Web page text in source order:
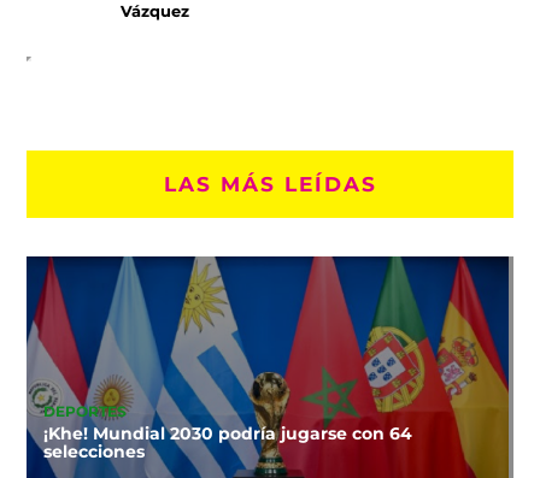
Vázquez
LAS MÁS LEÍDAS
DEPORTES
¡Khe! Mundial 2030 podría jugarse con 64
selecciones